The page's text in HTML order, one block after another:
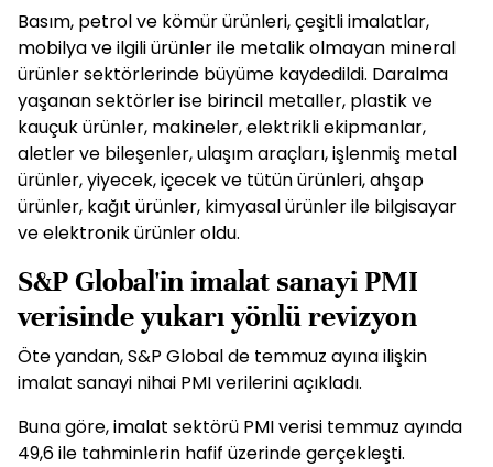
Basım, petrol ve kömür ürünleri, çeşitli imalatlar,
mobilya ve ilgili ürünler ile metalik olmayan mineral
ürünler sektörlerinde büyüme kaydedildi. Daralma
yaşanan sektörler ise birincil metaller, plastik ve
kauçuk ürünler, makineler, elektrikli ekipmanlar,
aletler ve bileşenler, ulaşım araçları, işlenmiş metal
ürünler, yiyecek, içecek ve tütün ürünleri, ahşap
ürünler, kağıt ürünler, kimyasal ürünler ile bilgisayar
ve elektronik ürünler oldu.
S&P Global'in imalat sanayi PMI
verisinde yukarı yönlü revizyon
Öte yandan, S&P Global de temmuz ayına ilişkin
imalat sanayi nihai PMI verilerini açıkladı.
Buna göre, imalat sektörü PMI verisi temmuz ayında
49,6 ile tahminlerin hafif üzerinde gerçekleşti.